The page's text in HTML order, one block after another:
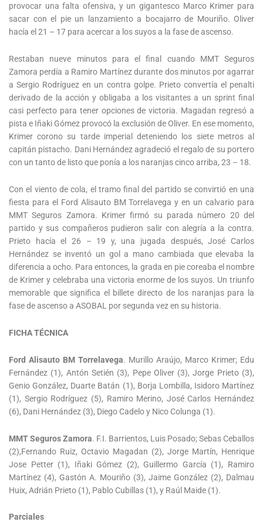
provocar una falta ofensiva, y un gigantesco Marco Krimer para
sacar con el pie un lanzamiento a bocajarro de Mouriño. Oliver
hacía el 21 – 17 para acercar a los suyos a la fase de ascenso.
Restaban nueve minutos para el final cuando MMT Seguros
Zamora perdía a Ramiro Martínez durante dos minutos por agarrar
a Sergio Rodríguez en un contra golpe. Prieto convertía el penalti
derivado de la acción y obligaba a los visitantes a un sprint final
casi perfecto para tener opciones de victoria. Magadan regresó a
pista e Iñaki Gómez provocó la exclusión de Oliver. En ese momento,
Krimer corono su tarde imperial deteniendo los siete metros al
capitán pistacho. Dani Hernández agradeció el regalo de su portero
con un tanto de listo que ponía a los naranjas cinco arriba, 23 – 18.
Con el viento de cola, el tramo final del partido se convirtió en una
fiesta para el Ford Alisauto BM Torrelavega y en un calvario para
MMT Seguros Zamora. Krimer firmó su parada número 20 del
partido y sus compañeros pudieron salir con alegría a la contra.
Prieto hacía el 26 – 19 y, una jugada después, José Carlos
Hernández se inventó un gol a mano cambiada que elevaba la
diferencia a ocho. Para entonces, la grada en pie coreaba el nombre
de Krimer y celebraba una victoria enorme de los suyos. Un triunfo
memorable que significa el billete directo de los naranjas para la
fase de ascenso a ASOBAL por segunda vez en su historia.
FICHA TÉCNICA
Ford Alisauto BM Torrelavega. Murillo Araújo, Marco Krimer; Edu
Fernández (1), Antón Setién (3), Pepe Oliver (3), Jorge Prieto (3),
Genio González, Duarte Batán (1), Borja Lombilla, Isidoro Martínez
(1), Sergio Rodríguez (5), Ramiro Merino, José Carlos Hernández
(6), Dani Hernández (3), Diego Cadelo y Nico Colunga (1).
MMT Seguros Zamora. F.I. Barrientos, Luis Posado; Sebas Ceballos
(2),Fernando Ruiz, Octavio Magadan (2), Jorge Martín, Henrique
Jose Petter (1), Iñaki Gómez (2), Guillermo García (1), Ramiro
Martínez (4), Gastón A. Mouriño (3), Jaime González (2), Dalmau
Huix, Adrián Prieto (1), Pablo Cubillas (1), y Raúl Maide (1).
Parciales